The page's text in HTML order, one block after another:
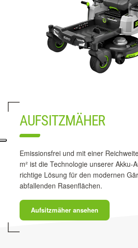
AUFSITZMÄHER
Emissionsfrei und mit einer
m² ist die Technologie unserer Akku-
richtige Lösung für den modernen
abfallenden Rasenflächen.
Aufsitzmäher ansehen